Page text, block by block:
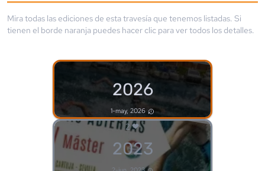
Mira todas las ediciones de esta travesía que tenemos listadas. Si
tienen el borde naranja puedes hacer clic para ver todos los detalles.
2026
1-may, 2026
2
2023